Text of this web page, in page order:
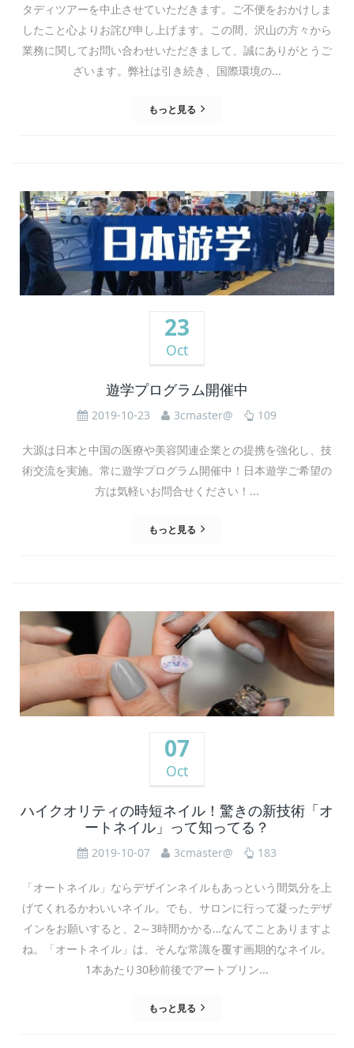
タディツアーを中止させていただきます。ご不便をおかけしま
したこと心よりお詫び申し上げます。この間、沢山の方々から
業務に関してお問い合わせいただきまして、誠にありがとうご
ざいます。弊社は引き続き、国際環境の...
もっと見る
23
Oct
遊学プログラム開催中
2019-10-23 3cmaster@ 109
大源は日本と中国の医療や美容関連企業との提携を強化し、技
術交流を実施。常に遊学プログラム開催中！日本遊学ご希望の
方は気軽いお問合せください！...
もっと見る
07
Oct
ハイクオリティの時短ネイル！驚きの新技術「オ
ートネイル」って知ってる？
2019-10-07 3cmaster@ 183
「オートネイル」ならデザインネイルもあっという間気分を上
げてくれるかわいいネイル。でも、サロンに行って凝ったデザ
インをお願いすると、2～3時間かかる…なんてことありますよ
ね。「オートネイル」は、そんな常識を覆す画期的なネイル。
1本あたり30秒前後でアートプリン...
もっと見る